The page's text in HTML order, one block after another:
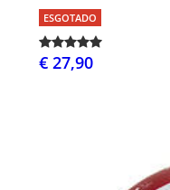
ESGOTADO
€ 27,90